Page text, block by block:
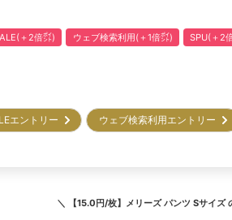
＋2倍㌽) ウェブ検索利用(＋1倍㌽) SPU(＋2
エントリー ウェブ検索利用エントリー
＼ 【15.0円/枚】メリーズ パンツ Sサイズ